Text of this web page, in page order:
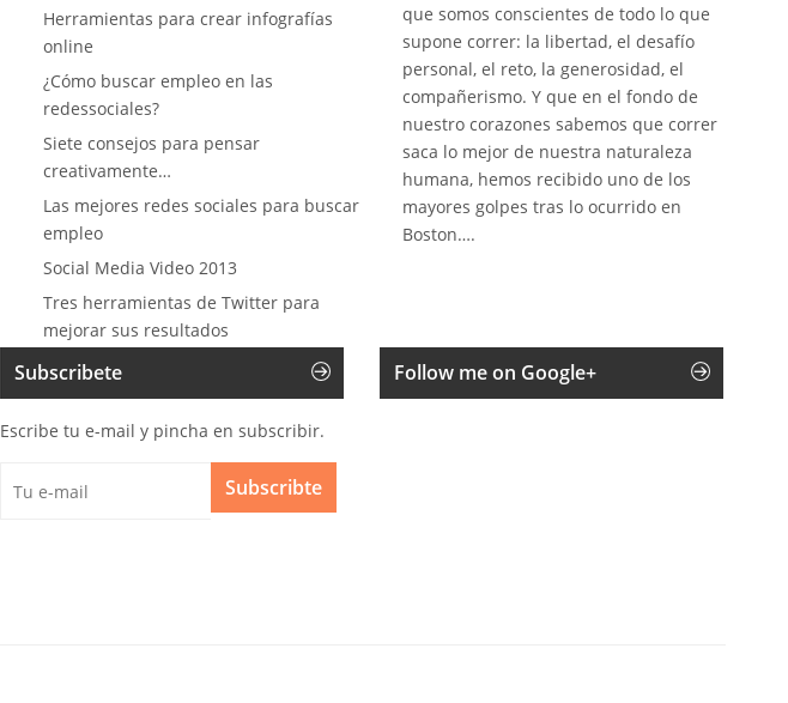
Herramientas para crear infografías
online
¿Cómo buscar empleo en las
redessociales?
Siete consejos para pensar
creativamente…
Las mejores redes sociales para buscar
empleo
Social Media Video 2013
Tres herramientas de Twitter para
mejorar sus resultados
que somos conscientes de todo lo que
supone correr: la libertad, el desafío
personal, el reto, la generosidad, el
compañerismo. Y que en el fondo de
nuestro corazones sabemos que correr
saca lo mejor de nuestra naturaleza
humana, hemos recibido uno de los
mayores golpes tras lo ocurrido en
Boston….
Subscribete
Escribe tu e-mail y pincha en subscribir.
Subscribte
Follow me on Google+